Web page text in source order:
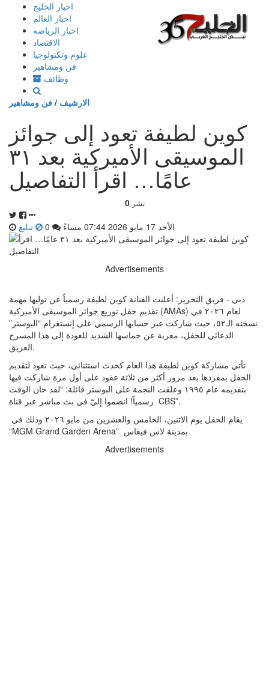
إذهب
المحتوى
اخبار الخليج
اخبار العالم
اخبار الرياضه
الاقتصاد
علوم وتكنولوجيا
فن ومشاهير
وظائف
الارشيف / فن ومشاهير
كوين لطيفة تعود إلى جوائز
الموسيقى الأميركية بعد ٣١
عامًا… اقرأ التفاصيل
0 نشر
الأحد 17 مايو 2026 07:44 مساءً تبليغ
Advertisements
دبي - فريق التحرير: ​أعلنت الفنانة كوين لطيفة رسمياً عن توليها مهمة
تقديم حفل توزيع جوائز الموسيقى الأميركية (AMAs) لعام ٢٠٢٦ في
نسخته الـ٥٢، حيث شاركت عبر حسابها الرسمي على إنستغرام “البوستر”
الدعائي للحفل، معربة عن حماسها الشديد للعودة إلى هذا المسرح
العريق.
​تأتي مشاركة كوين لطيفة هذا العام كحدث استثنائي، حيث تعود لتقديم
الحفل بمفردها بعد مرور أكثر من ثلاثة عقود على أول مرة شاركت فيها
بتقديمه عام ١٩٩٥ وعلقت النجمة على البوستر قائلة: “لقد حان الوقت
رسمياً! انضموا إليّ في بث مباشر عبر قناة CBS”.
“MGM Grand Garden Arena” بمدينة لاس فيغاس.
Advertisements